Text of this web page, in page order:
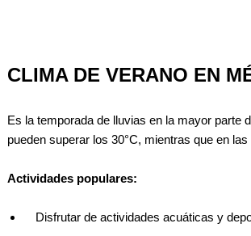
CLIMA DE VERANO EN
Es la temporada de lluvias en la mayor parte
pueden superar los 30°C, mientras que en
Actividades populares:
Disfrutar de actividades acuáticas y